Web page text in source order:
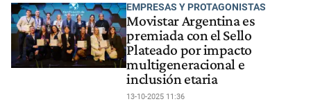
EMPRESAS Y PROTAGONISTAS
Movistar Argentina es
premiada con el Sello
Plateado por impacto
multigeneracional e
inclusión etaria
13-10-2025 11:36